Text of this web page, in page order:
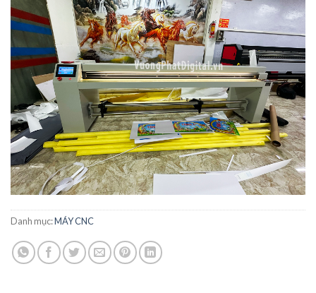
Danh mục:MÁY CNC